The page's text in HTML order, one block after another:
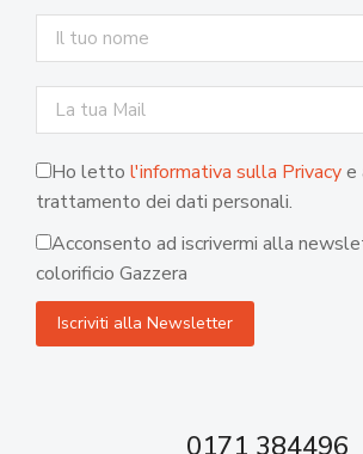
Ho letto l'informativa sulla Privacye
trattamento dei dati personali.
Acconsento ad iscrivermi alla
colorificio Gazzera